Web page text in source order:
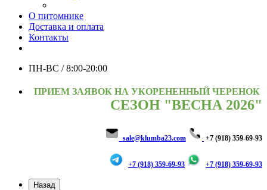
О питомнике
Доставка и оплата
Контакты
ПН-ВС / 8:00-20:00
ПРИЕМ ЗАЯВОК НА УКОРЕНЕННЫЙ ЧЕРЕНОК
СЕЗОН "ВЕСНА 2026"
sale@klumba23.com +7 (918) 359-69-93
+7 (918) 359-69-93 +7 (918) 359-69-93
Назад